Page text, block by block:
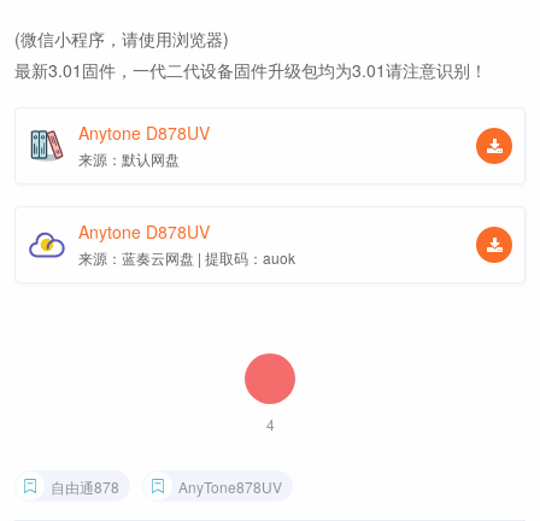
(微信小程序，请使用浏览器)
最新3.01固件，一代二代设备固件升级包均为3.01请注意识别！
Anytone D878UV
来源：默认网盘
Anytone D878UV
来源：蓝奏云网盘 | 提取码：auok
4
自由通878 AnyTone878UV